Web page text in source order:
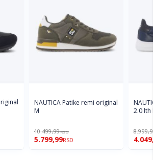
NAUTICA Patike remi original
M
10.499,99RSD
5.799,99RSD
2.0 lth